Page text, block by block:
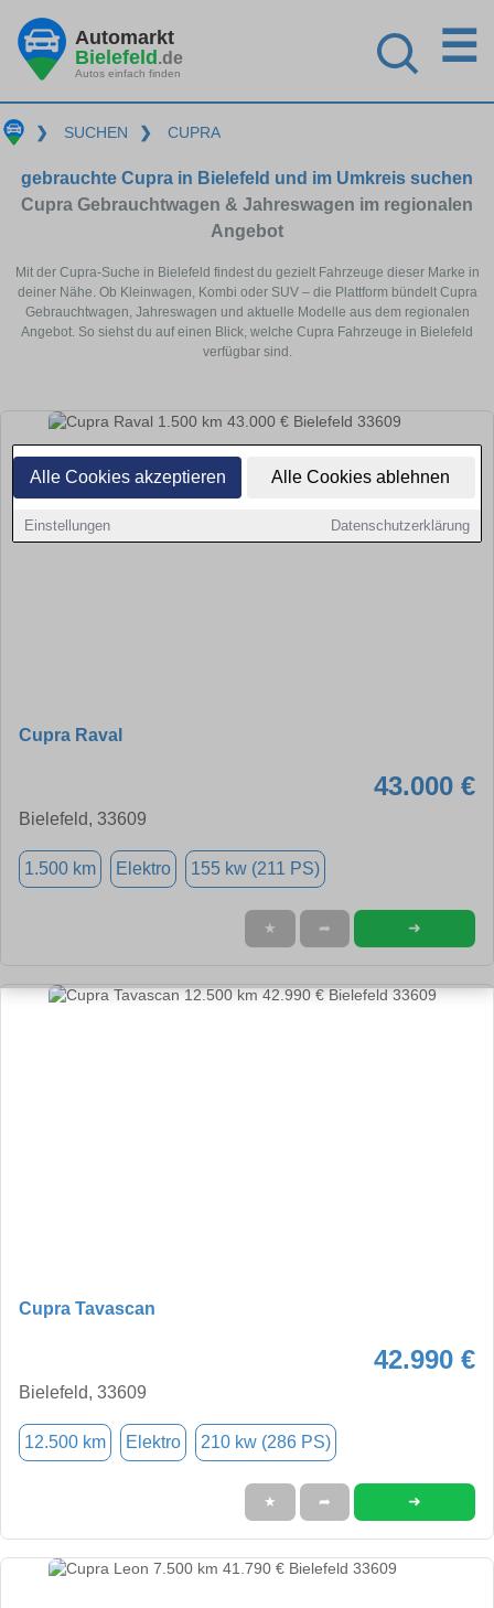
Alle Cookies akzeptieren Alle Cookies ablehnen
Einstellungen Datenschutzerklärung
Automarkt
Bielefeld.de
Autos einfach finden
☰
❯ SUCHEN ❯ CUPRA
gebrauchte Cupra in Bielefeld und im Umkreis suchen
Cupra Gebrauchtwagen & Jahreswagen im regionalen
Angebot
Mit der Cupra-Suche in Bielefeld findest du gezielt Fahrzeuge dieser Marke in
deiner Nähe. Ob Kleinwagen, Kombi oder SUV – die Plattform bündelt Cupra
Gebrauchtwagen, Jahreswagen und aktuelle Modelle aus dem regionalen
Angebot. So siehst du auf einen Blick, welche Cupra Fahrzeuge in Bielefeld
verfügbar sind.
Cupra Raval
43.000 €
Bielefeld, 33609
1.500 km Elektro 155 kw (211 PS)
★ ➦ ➜
Cupra Tavascan
42.990 €
Bielefeld, 33609
12.500 km Elektro 210 kw (286 PS)
★ ➦ ➜